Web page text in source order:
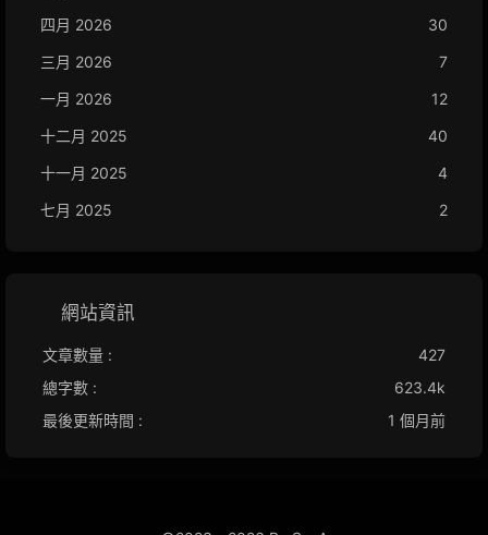
四月 2026
30
三月 2026
7
一月 2026
12
十二月 2025
40
十一月 2025
4
七月 2025
2
網站資訊
文章數量 :
427
總字數 :
623.4k
最後更新時間 :
1 個月前